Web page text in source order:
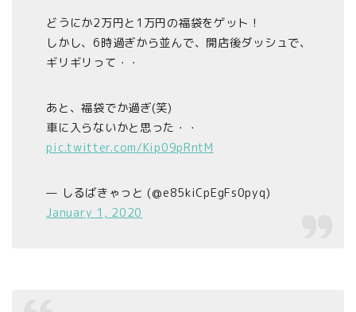
どうにか2万円と1万円の福袋をゲット！
しかし、6時過ぎから並んで、開店後ダッシュで、
ギリギリって・・
あと、福袋でか過ぎ(笑)
車に入らないかと思った・・
pic.twitter.com/Kip09pRntM
— しるばきゃっと (@e85kiCpEgFs0pyq)
January 1, 2020